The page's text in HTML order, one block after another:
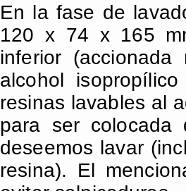
En la fase de
120 x 74 x 165
inferior (accionada
alcohol
resinas lavables al
para ser colocada
deseemos lavar
resina). El